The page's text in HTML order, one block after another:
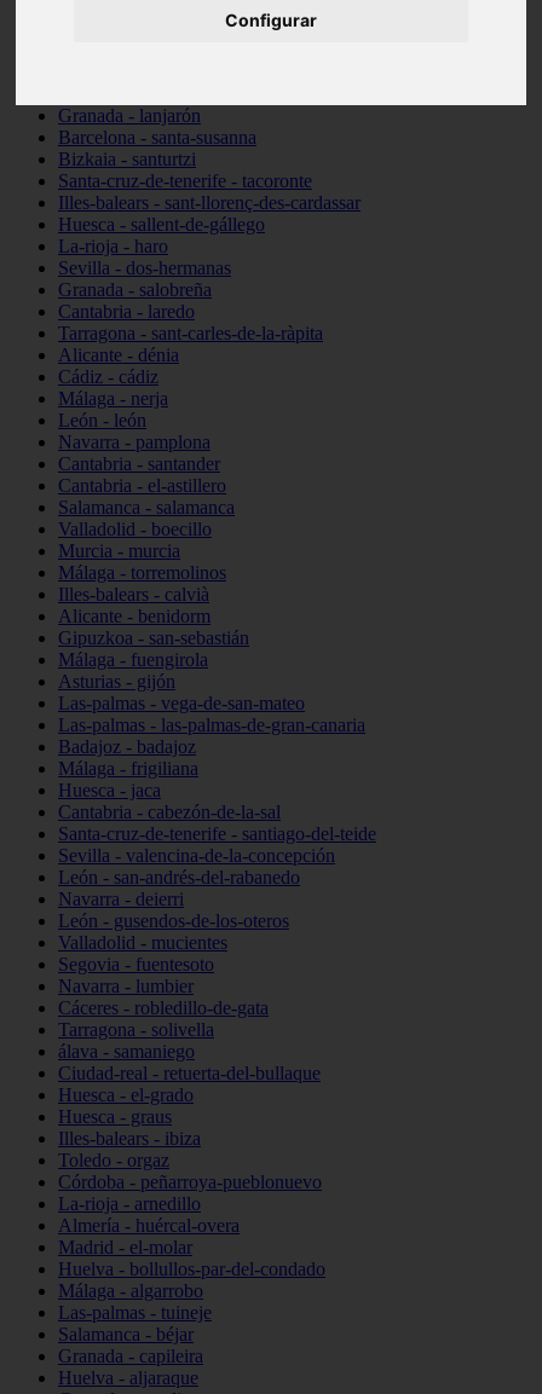
Configurar
Granada - lanjarón
Barcelona - santa-susanna
Bizkaia - santurtzi
Santa-cruz-de-tenerife - tacoronte
Illes-balears - sant-llorenç-des-cardassar
Huesca - sallent-de-gállego
La-rioja - haro
Sevilla - dos-hermanas
Granada - salobreña
Cantabria - laredo
Tarragona - sant-carles-de-la-ràpita
Alicante - dénia
Cádiz - cádiz
Málaga - nerja
León - león
Navarra - pamplona
Cantabria - santander
Cantabria - el-astillero
Salamanca - salamanca
Valladolid - boecillo
Murcia - murcia
Málaga - torremolinos
Illes-balears - calvià
Alicante - benidorm
Gipuzkoa - san-sebastián
Málaga - fuengirola
Asturias - gijón
Las-palmas - vega-de-san-mateo
Las-palmas - las-palmas-de-gran-canaria
Badajoz - badajoz
Málaga - frigiliana
Huesca - jaca
Cantabria - cabezón-de-la-sal
Santa-cruz-de-tenerife - santiago-del-teide
Sevilla - valencina-de-la-concepción
León - san-andrés-del-rabanedo
Navarra - deierri
León - gusendos-de-los-oteros
Valladolid - mucientes
Segovia - fuentesoto
Navarra - lumbier
Cáceres - robledillo-de-gata
Tarragona - solivella
álava - samaniego
Ciudad-real - retuerta-del-bullaque
Huesca - el-grado
Huesca - graus
Illes-balears - ibiza
Toledo - orgaz
Córdoba - peñarroya-pueblonuevo
La-rioja - arnedillo
Almería - huércal-overa
Madrid - el-molar
Huelva - bollullos-par-del-condado
Málaga - algarrobo
Las-palmas - tuineje
Salamanca - béjar
Granada - capileira
Huelva - aljaraque